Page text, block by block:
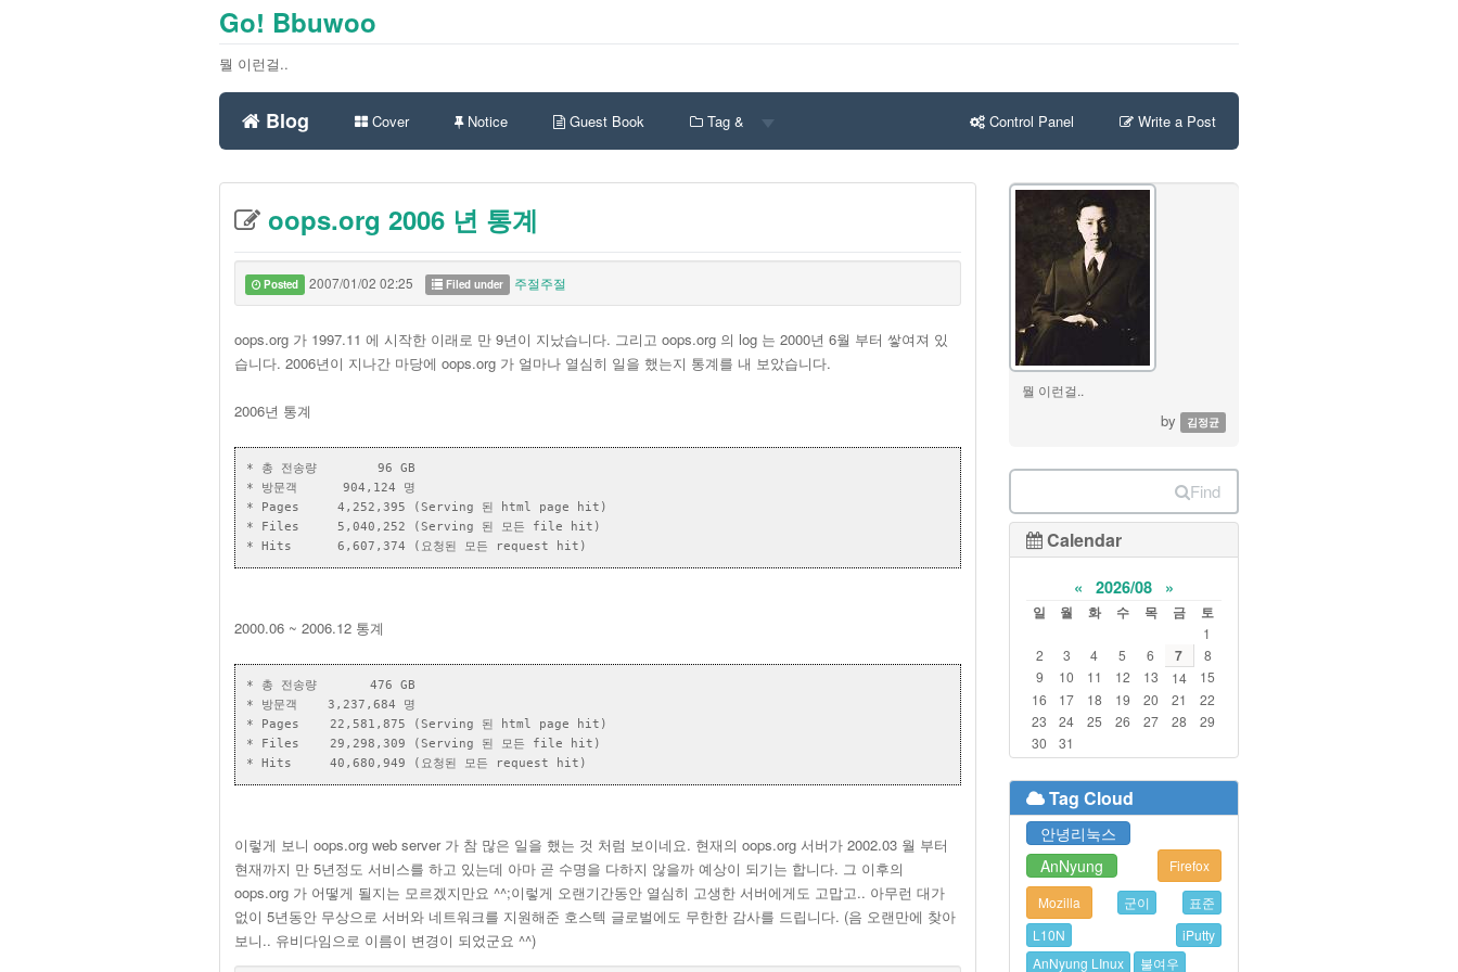
Go! Bbuwoo
뭘 이런걸..
Blog Cover Notice Guest Book Tag & Control Panel Write a Post
oops.org 2006 년 통계
Posted 2007/01/02 02:25 Filed under 주절주절
oops.org 가 1997.11 에 시작한 이래로 만 9년이 지났습니다. 그리고 oops.org 의 log 는 2000년 6월 부터 쌓여져 있
습니다. 2006년이 지나간 마당에 oops.org 가 얼마나 열심히 일을 했는지 통계를 내 보았습니다.
2006년 통계
* 총 전송량        96 GB
* 방문객      904,124 명
* Pages     4,252,395 (Serving 된 html page hit)
* Files     5,040,252 (Serving 된 모든 file hit)
2000.06 ~ 2006.12 통계
* 총 전송량       476 GB
* 방문객    3,237,684 명
* Pages    22,581,875 (Serving 된 html page hit)
* Files    29,298,309 (Serving 된 모든 file hit)
이렇게 보니 oops.org web server 가 참 많은 일을 했는 것 처럼 보이네요. 현재의 oops.org 서버가 2002.03 월 부터
현재까지 만 5년정도 서비스를 하고 있는데 아마 곧 수명을 다하지 않을까 예상이 되기는 합니다. 그 이후의
oops.org 가 어떻게 될지는 모르겠지만요 ^^;이렇게 오랜기간동안 열심히 고생한 서버에게도 고맙고.. 아무런 대가
없이 5년동안 무상으로 서버와 네트워크를 지원해준 호스텍 글로벌에도 무한한 감사를 드립니다. (음 오랜만에 찾아
보니.. 유비다임으로 이름이 변경이 되었군요 ^^)
뭘 이런걸..
by 김정균
Find
Calendar
« 2026/08 »
일 월 화 수 목 금 토
1
2
3 4 5 6 7
8
9
10 11 12 13 14
15
16
17 18 19 20 21
22
23
24 25 26 27 28
29
30
31
Tag Cloud
안녕리눅스
AnNyung
Firefox
Mozilla
군이
표준
L10N
iPutty
AnNyung LInux
불여우